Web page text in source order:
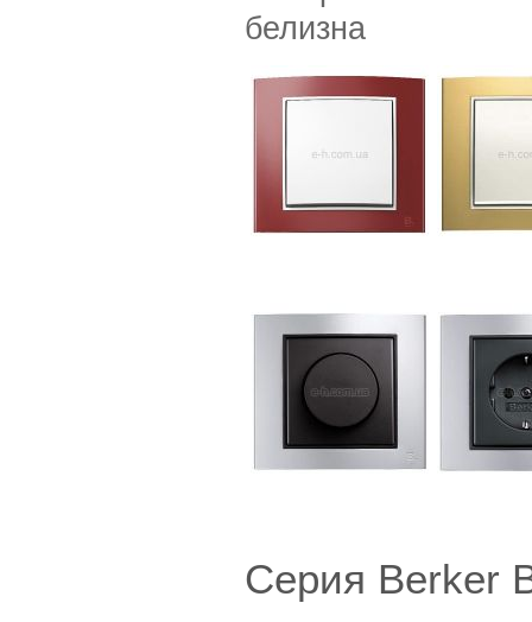
белизна
Серия Berker